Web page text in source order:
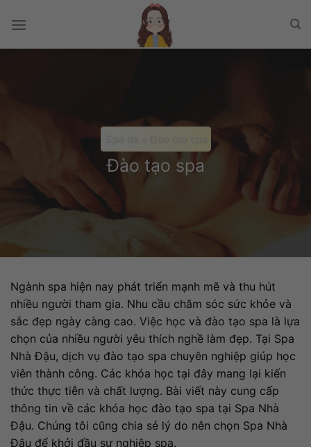
đến
Đào tạo spa
Đào tạo spa
Ngành spa hiện nay phát triển mạnh mẽ và thu hút
nhiều người tham gia. Nhu cầu chăm sóc sức khỏe và
sắc đẹp ngày càng cao. Việc học và đào tạo spa là lựa
chọn của nhiều người yêu thích nghề làm đẹp. Tại Spa
Nhà Đậu, dịch vụ đào tạo spa chuyên nghiệp giúp học
viên thành công. Các khóa học tại đây mang lại kiến
thức thực tiễn và chất lượng. Bài viết này cung cấp
thông tin về các khóa học đào tạo spa tại Spa Nhà
Đậu. Chúng tôi cũng chia sẻ lý do nên chọn Spa Nhà
Đậu để khởi đầu sự nghiệp spa.